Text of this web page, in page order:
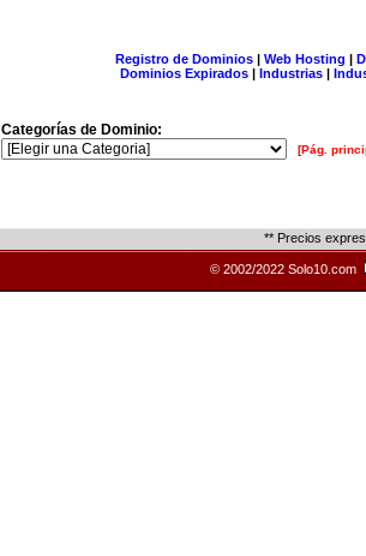
Registro de Dominios| Web Hosting |
Dominios Expirados | Industrias |
Categorías de Dominio:
[Pág.
** Precios
© 2002/2022 Solo10.com